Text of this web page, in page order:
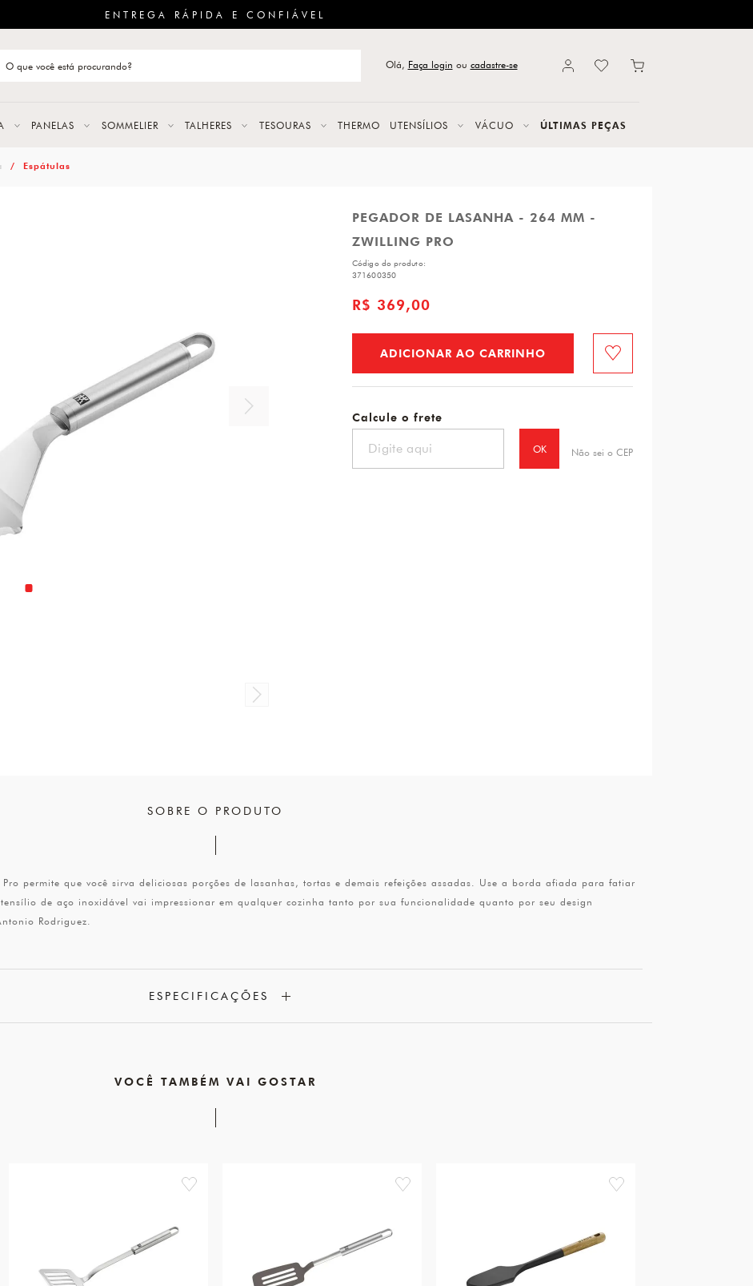
ENTREGA RÁPIDA E CONFIÁVEL
FACAS
Olá, Faça login ou cadastre-se
PANELAS SOMMELIER TALHERES TESOURAS THERMO UTENSÍLIOS VÁCUO ÚLTIMAS PEÇAS
Espátulas
PEGADOR DE LASANHA - 264 MM -
ZWILLING PRO
Código do produto:
371600350
R$ 369,00
ADICIONAR AO CARRINHO Favorito
Calcule o frete
OK Não sei o CEP
SOBRE O PRODUTO
permite que você sirva deliciosas porções de lasanhas, tortas e demais refeições assadas. Use a borda afiada para fatiar
de aço inoxidável vai impressionar em qualquer cozinha tanto por sua funcionalidade quanto por seu design
Rodriguez.
ESPECIFICAÇÕES
VOCÊ TAMBÉM VAI GOSTAR
favorite favorite favorite